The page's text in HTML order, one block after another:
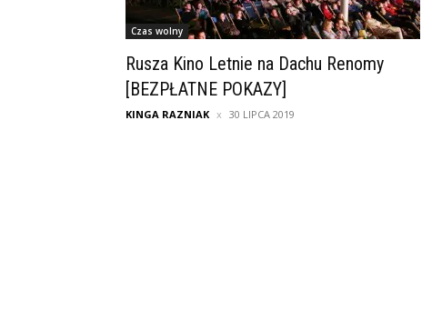
Czas wolny
Rusza Kino Letnie na Dachu Renomy
[BEZPŁATNE POKAZY]
KINGA RAZNIAK 30 LIPCA 2019